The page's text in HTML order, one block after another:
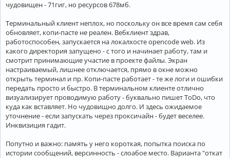
чудовищен - 71гиг, но ресурсов 678мб.
Терминальный клиент неплох, но поскольку он все время сам себя
обновляет, копи-пасте не реален. Вебклиент здрав,
работоспособен, запускается на локалхосте opencode web. Из
какого директория запущено - с того и начинает работу, там и
смотрит принимающие участие в проекте файлы. Экран
настраиваемый, лишнее отключается, прямо в окне можно
открыть терминал и пр. Копи-пасте работает - те же логи и ошибки
передать просто и быстро. В терминальном клиенте отлично
визуализирует проводимую работу - буквально пишет ToDo, что
куда как вставляет. Но чудовищно долго. И здесь ожидаемое
уточнение - если запускать через проксичайн - будет веселее.
Инквизиция гадит.
Попутно и важно: память у него короткая, попытка поиска по
истории сообщений, версинность - слоабое место. Варианта "откат